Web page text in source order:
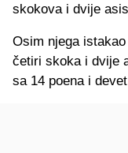
skokova i dvije
Osim njega
četiri skoka i dvije
sa 14 poena i